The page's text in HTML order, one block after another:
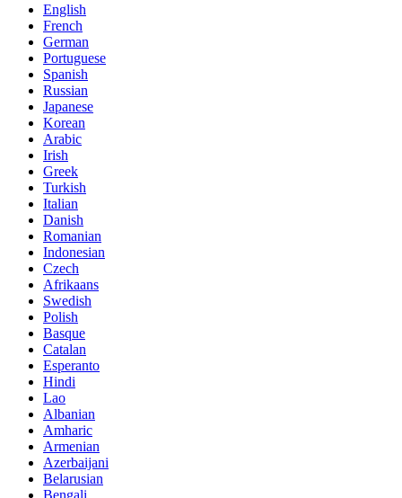
English
French
German
Portuguese
Spanish
Russian
Japanese
Korean
Arabic
Irish
Greek
Turkish
Italian
Danish
Romanian
Indonesian
Czech
Afrikaans
Swedish
Polish
Basque
Catalan
Esperanto
Hindi
Lao
Albanian
Amharic
Armenian
Azerbaijani
Belarusian
Bengali